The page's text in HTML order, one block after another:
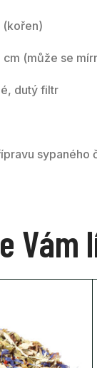
(kořen)
cm (může se
dutý filtr
sypaného
Vám